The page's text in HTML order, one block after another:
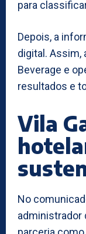
para
Depois, a
digital. Assim,
Beverage e
resultados e
Vila
No
administrador